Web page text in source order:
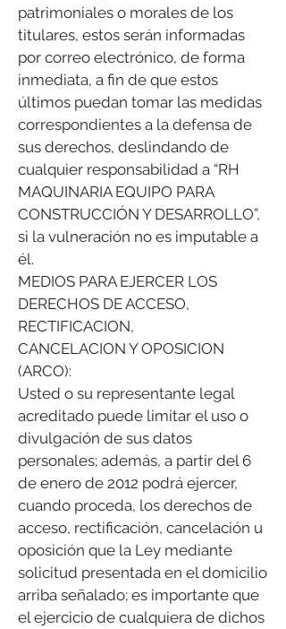
patrimoniales o morales de los
titulares, estos serán informadas
por correo electrónico, de forma
inmediata, a fin de que estos
últimos puedan tomar las medidas
correspondientes a la defensa de
sus derechos, deslindando de
cualquier responsabilidad a “RH
MAQUINARIA EQUIPO PARA
CONSTRUCCIÓN Y DESARROLLO”,
si la vulneración no es imputable a
él.
MEDIOS PARA EJERCER LOS
DERECHOS DE ACCESO,
RECTIFICACION,
CANCELACION Y OPOSICION
(ARCO):
Usted o su representante legal
acreditado puede limitar el uso o
divulgación de sus datos
personales; además, a partir del 6
de enero de 2012 podrá ejercer,
cuando proceda, los derechos de
acceso, rectificación, cancelación u
oposición que la Ley mediante
solicitud presentada en el domicilio
arriba señalado; es importante que
el ejercicio de cualquiera de dichos